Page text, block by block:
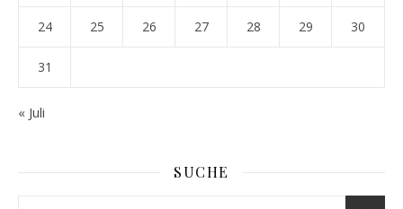
24 25 26 27 28 29 30
31
« Juli
SUCHE